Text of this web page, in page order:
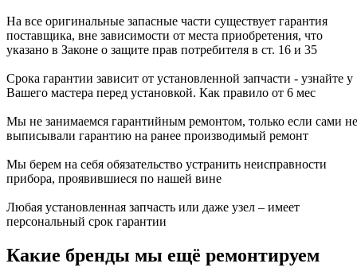
На все оригинальные запасные части существует гарантия
поставщика, вне зависимости от места приобретения, что
указано в Законе о защите прав потребителя в ст. 16 и 35
Срока гарантии зависит от установленной запчасти - узнайте у
Вашего мастера перед установкой. Как правило от 6 мес
Мы не занимаемся гарантийным ремонтом, только если сами не
выписывали гарантию на ранее производимый ремонт
Мы берем на себя обязательство устранить неисправности
прибора, проявившиеся по нашей вине
Любая установленная запчасть или даже узел – имеет
персональный срок гарантии
Какие бренды мы ещё ремонтируем